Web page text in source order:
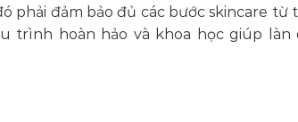
phải đảm bảo đủ các bước skincare từ
trình hoàn hảo và khoa học giúp làn